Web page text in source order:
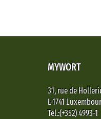
MYWORT
31, rue de
L-1741
Tel.:(+352) 4993-1